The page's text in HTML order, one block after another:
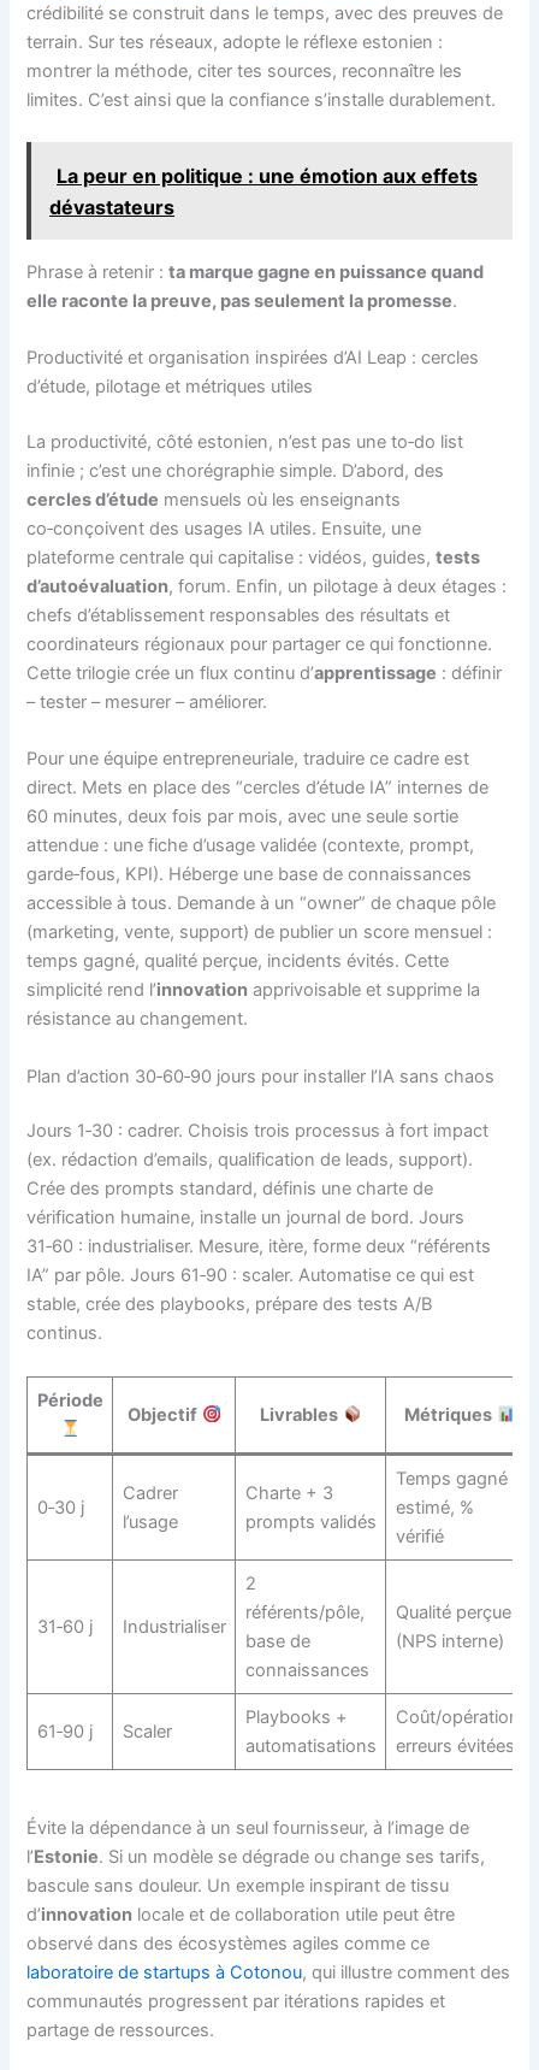
crédibilité se construit dans le temps, avec des preuves de
terrain. Sur tes réseaux, adopte le réflexe estonien :
montrer la méthode, citer tes sources, reconnaître les
limites. C’est ainsi que la confiance s’installe durablement.
La peur en politique : une émotion aux effets
dévastateurs
Phrase à retenir :ta marque gagne en puissance quand
elle raconte la preuve, pas seulement la promesse.
Productivité et organisation inspirées d’AI Leap : cercles
d’étude, pilotage et métriques utiles
La productivité, côté estonien, n’est pas une to‑do list
infinie ; c’est une chorégraphie simple. D’abord, des
cercles d’étude mensuels où les enseignants
co‑conçoivent des usages IA utiles. Ensuite, une
plateforme centrale qui capitalise : vidéos, guides,tests
d’autoévaluation, forum. Enfin, un pilotage à deux étages :
chefs d’établissement responsables des résultats et
coordinateurs régionaux pour partager ce qui fonctionne.
Cette trilogie crée un flux continu d’apprentissage : définir
– tester – mesurer – améliorer.
Pour une équipe entrepreneuriale, traduire ce cadre est
direct. Mets en place des “cercles d’étude IA” internes de
60 minutes, deux fois par mois, avec une seule sortie
attendue : une fiche d’usage validée (contexte, prompt,
garde‑fous, KPI). Héberge une base de connaissances
accessible à tous. Demande à un “owner” de chaque pôle
(marketing, vente, support) de publier un score mensuel :
temps gagné, qualité perçue, incidents évités. Cette
simplicité rend l’innovation apprivoisable et supprime la
résistance au changement.
Plan d’action 30‑60‑90 jours pour installer l’IA sans chaos
Jours 1‑30 : cadrer. Choisis trois processus à fort impact
(ex. rédaction d’emails, qualification de leads, support).
Crée des prompts standard, définis une charte de
vérification humaine, installe un journal de bord. Jours
31‑60 : industrialiser. Mesure, itère, forme deux “référents
IA” par pôle. Jours 61‑90 : scaler. Automatise ce qui est
stable, crée des playbooks, prépare des tests A/B
continus.
Période
Objectif Livrables Métriques
0‑30 j
Cadrer
l’usage
Charte + 3
prompts validés
Temps gagné
estimé, %
vérifié
31‑60 j Industrialiser
2
référents/pôle,
base de
connaissances
Qualité perçue
(NPS interne)
61‑90 j Scaler
Playbooks +
automatisations
Coût/opération,
erreurs évitées
Évite la dépendance à un seul fournisseur, à l’image de
l’Estonie. Si un modèle se dégrade ou change ses tarifs,
bascule sans douleur. Un exemple inspirant de tissu
d’innovation locale et de collaboration utile peut être
observé dans des écosystèmes agiles comme ce
laboratoire de startups à Cotonou, qui illustre comment des
communautés progressent par itérations rapides et
partage de ressources.